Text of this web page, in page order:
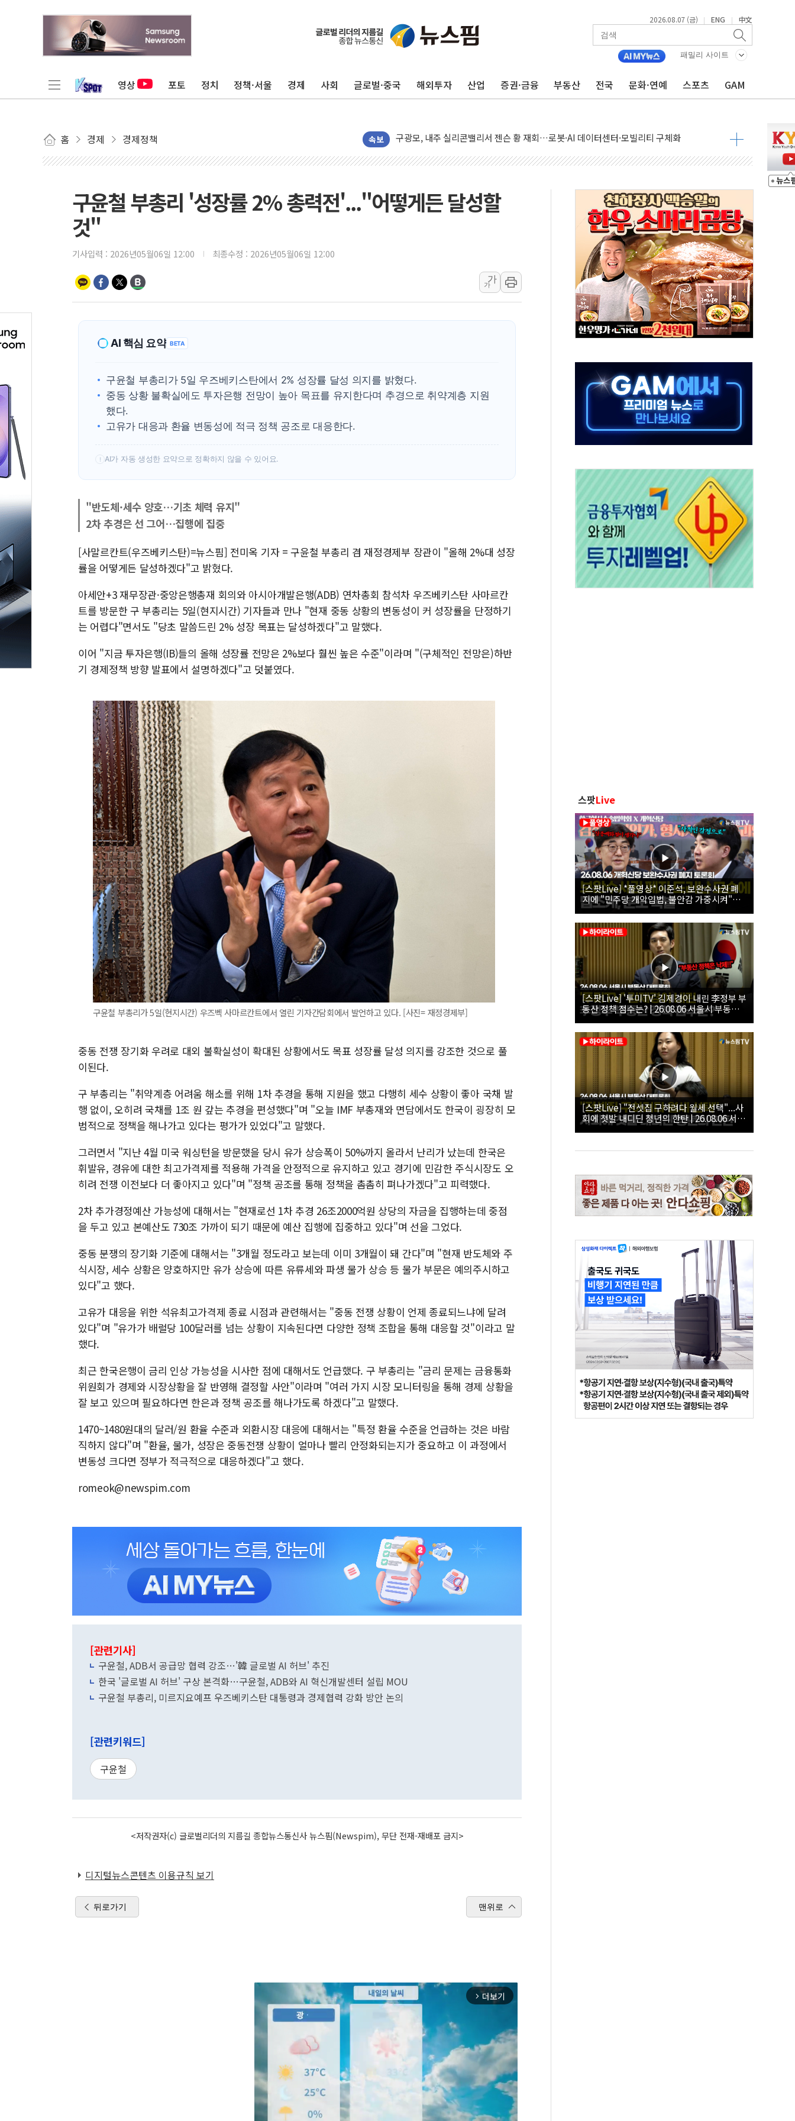
2026.08.07 (금) | ENG | 中文
패밀리 사이트
영상 포토 정치 정책·서울 경제 사회 글로벌·중국 해외투자 산업 증권·금융 부동산 전국 문화·연예 스포츠 GAM
홈 경제 경제정책 속보
유럽증시, 견조한 실적 소화하며 대부분 상승… "2분기 기업 순이익 21% 증가" 전망
리투아니아 국방 "러, 우크라 드론으로 나토 회원국 공격 검토… 거짓 깃발 작전"
뉴욕증시 개장 전 특징주...모더나·아이온큐·도어대시↑ VS 샌디스크·피그마·앱러빈↓
김정관 장관 "영업이익 N% 성과급 반대…상법·자본시장법 개정 논의"
청와대, 북한 단거리 탄도미사일 발사에 긴급 안보 점검회의
금값 7주 만에 최고…美 고용 둔화·호르무즈 재개방 기대에 강세
[인도증시] 중동 긴장 완화에 실적 호조까지, 상승...호실적 보고 기업 상승세 뚜렷
러, 1인칭시점 드론으로 우크라 민간인 '사파리' 공격… 시민들 공포감 극대화 전략
[베트남 증시] 지수 하락 속 'DGC' 임시 주총 기대감에 홀로 상한가…마진 잔액은 사상 최고
'월가의 황제' 다이먼 "금융시장 레버리지 위험수위…숨은 차입이 더 큰 변수"
양주 섬유염색공장서 화재 1명 중상…대응 1단계 진압 중
김정관 산업부 장관 "주 52시간 손봐야, 경쟁상대 中과 비교해야"
해군 1함대 창설 80주년…지역과 함께하는 '선봉'의 대민 봉사
우크라 드론 전술, 중남미 콜롬비아에 새 안보 위기… 반군·마약카르텔이 습득해 전투 활용
동해해경, 독도 해상서 부유물 감긴 어선 구조
주한미군 "오산기지 누출, 백린 아닌 무해한 표면 부식 물질"
구미 폐염산처리업체서 불 2시간30여분만에 진화...외국인 노동자 숨져
구윤철 부총리 '성장률 2% 총력전'..."어떻게든 달성할
것"
기사입력 : 2026년05월06일 12:00 최종수정 : 2026년05월06일 12:00
가
가
AI 핵심 요약 BETA
구윤철 부총리가 5일 우즈베키스탄에서 2% 성장률 달성 의지를 밝혔다.
중동 상황 불확실에도 투자은행 전망이 높아 목표를 유지한다며 추경으로 취약계층 지원
했다.
고유가 대응과 환율 변동성에 적극 정책 공조로 대응한다.
! AI가 자동 생성한 요약으로 정확하지 않을 수 있어요.
"반도체·세수 양호…기초 체력 유지"
2차 추경은 선 그어…집행에 집중
[사말르칸트(우즈베키스탄)=뉴스핌] 전미옥 기자 = 구윤철 부총리 겸 재정경제부 장관이 "올해 2%대 성장
률을 어떻게든 달성하겠다"고 밝혔다.
아세안+3 재무장관·중앙은행총재 회의와 아시아개발은행(ADB) 연차총회 참석차 우즈베키스탄 사마르칸
트를 방문한 구 부총리는 5일(현지시간) 기자들과 만나 "현재 중동 상황의 변동성이 커 성장률을 단정하기
는 어렵다"면서도 "당초 말씀드린 2% 성장 목표는 달성하겠다"고 말했다.
이어 "지금 투자은행(IB)들의 올해 성장률 전망은 2%보다 훨씬 높은 수준"이라며 "(구체적인 전망은)하반
기 경제정책 방향 발표에서 설명하겠다"고 덧붙였다.
구윤철 부총리가 5일(현지시간) 우즈벡 사마르칸트에서 열린 기자간담회에서 발언하고 있다. [사진= 재정경제부]
중동 전쟁 장기화 우려로 대외 불확실성이 확대된 상황에서도 목표 성장률 달성 의지를 강조한 것으로 풀
이된다.
구 부총리는 "취약계층 어려움 해소를 위해 1차 추경을 통해 지원을 했고 다행히 세수 상황이 좋아 국채 발
행 없이, 오히려 국채를 1조 원 갚는 추경을 편성했다"며 "오늘 IMF 부총재와 면담에서도 한국이 굉장히 모
범적으로 정책을 해나가고 있다는 평가가 있었다"고 말했다.
그러면서 "지난 4월 미국 워싱턴을 방문했을 당시 유가 상승폭이 50%까지 올라서 난리가 났는데 한국은
휘발유, 경유에 대한 최고가격제를 적용해 가격을 안정적으로 유지하고 있고 경기에 민감한 주식시장도 오
히려 전쟁 이전보다 더 좋아지고 있다"며 "정책 공조를 통해 정책을 촘촘히 펴나가겠다"고 피력했다.
2차 추가경정예산 가능성에 대해서는 "현재로선 1차 추경 26조2000억원 상당의 자금을 집행하는데 중점
을 두고 있고 본예산도 730조 가까이 되기 때문에 예산 집행에 집중하고 있다"며 선을 그었다.
중동 분쟁의 장기화 기준에 대해서는 "3개월 정도라고 보는데 이미 3개월이 돼 간다"며 "현재 반도체와 주
식시장, 세수 상황은 양호하지만 유가 상승에 따른 유류세와 파생 물가 상승 등 물가 부문은 예의주시하고
있다"고 했다.
고유가 대응을 위한 석유최고가격제 종료 시점과 관련해서는 "중동 전쟁 상황이 언제 종료되느냐에 달려
있다"며 "유가가 배럴당 100달러를 넘는 상황이 지속된다면 다양한 정책 조합을 통해 대응할 것"이라고 말
했다.
최근 한국은행이 금리 인상 가능성을 시사한 점에 대해서도 언급했다. 구 부총리는 "금리 문제는 금융통화
위원회가 경제와 시장상황을 잘 반영해 결정할 사안"이라며 "여러 가지 시장 모니터링을 통해 경제 상황을
잘 보고 있으며 필요하다면 한은과 정책 공조를 해나가도록 하겠다"고 말했다.
1470~1480원대의 달러/원 환율 수준과 외환시장 대응에 대해서는 "특정 환율 수준을 언급하는 것은 바람
직하지 않다"며 "환율, 물가, 성장은 중동전쟁 상황이 얼마나 빨리 안정화되는지가 중요하고 이 과정에서
변동성 크다면 정부가 적극적으로 대응하겠다"고 했다.
romeok@newspim.com
[관련기사]
구윤철, ADB서 공급망 협력 강조…'韓 글로벌 AI 허브' 추진
한국 '글로벌 AI 허브' 구상 본격화…구윤철, ADB와 AI 혁신개발센터 설립 MOU
구윤철 부총리, 미르지요예프 우즈베키스탄 대통령과 경제협력 강화 방안 논의
[관련키워드]
구윤철
<저작권자(c) 글로벌리더의 지름길 종합뉴스통신사 뉴스핌(Newspim), 무단 전재-재배포 금지>
디지털뉴스콘텐츠 이용규칙 보기
뒤로가기 맨위로
arrow_forward_ios 더보기
스팟Live
[스팟Live] *풀영상* 이준석, 보완수사권 폐
지에 "민주당 개악입법, 불안감 가중시켜"｜
26.08.06 개혁신당 보완수사권 폐지 토론회
[스팟Live] '투미TV' 김제경이 내린 李정부 부
동산 정책 점수는? | 26.08.06 서울시 부동산
대토론회
[스팟Live] "전셋집 구하려다 월세 선택"...사
회에 첫발 내디딘 청년의 한탄 | 26.08.06 서울
시 부동산 대토론회